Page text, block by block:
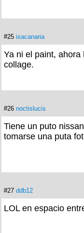
#25 isacanaria
Ya ni el paint,
collage.
#26 noctislucis
Tiene un puto
tomarse una puta
#27 ddb12
LOL en espacio